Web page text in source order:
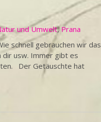
und Umwelt, Prana
schnell gebrauchen wir das
dir usw. Immer gibt es
Der Getäuschte hat